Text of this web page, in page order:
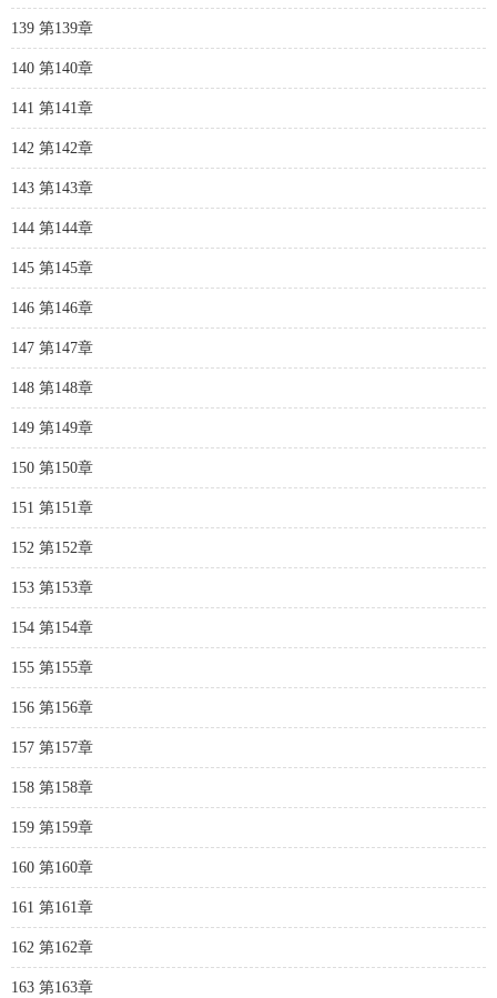
139 第139章
140 第140章
141 第141章
142 第142章
143 第143章
144 第144章
145 第145章
146 第146章
147 第147章
148 第148章
149 第149章
150 第150章
151 第151章
152 第152章
153 第153章
154 第154章
155 第155章
156 第156章
157 第157章
158 第158章
159 第159章
160 第160章
161 第161章
162 第162章
163 第163章